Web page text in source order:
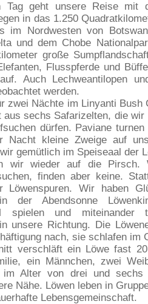
Tag geht unsere Reise mit
in das 1.250
im Nordwesten von
und dem Chobe
große
Flusspferde und
Auch Lechweantilopen
werden.
zwei Nächte im Linyanti Bush
aus sechs Safarizelten, die wir
dürfen. Paviane
Nacht kleine Zweige auf
gemütlich im Speiseaal der
wir wieder auf die Pirsch.
finden aber keine.
Löwenspuren. Wir haben
der Abendsonne
spielen und miteinander
unsere Richtung. Die
nach, sie schlafen im
verschläft ein Löwe fast
ein Männchen, zwei
im Alter von drei und sechs
Nähe. Löwen leben in
Lebensgemeinschaft.